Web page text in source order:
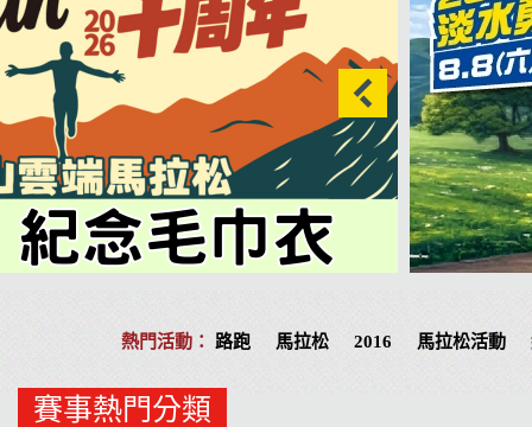
路跑 馬拉松 2016 馬拉松活動
賽事熱門分類